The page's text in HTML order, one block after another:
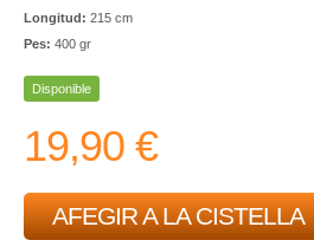
Longitud: 215 cm
Pes: 400 gr
Disponible
19,90 €
AFEGIR A LA CISTELLA